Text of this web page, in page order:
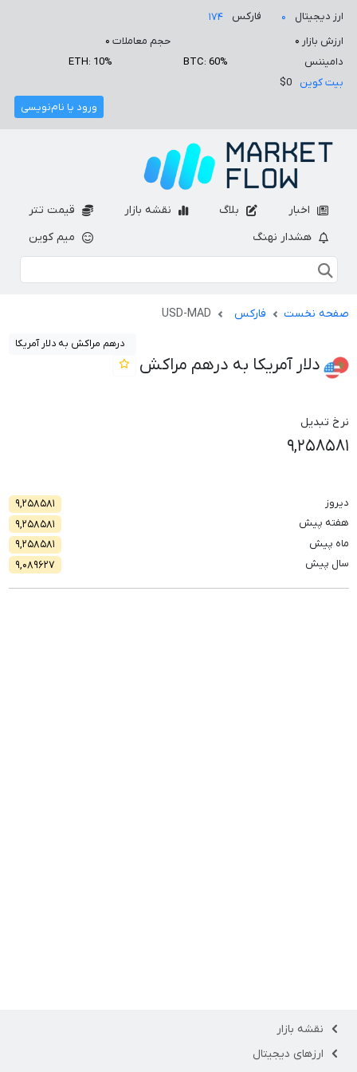
ارز دیجیتال ۰ فارکس
۱۷۴
ارزش بازار ۰ حجم معاملات ۰
دامیننس
BTC: 60%
ETH: 10%
بیت کوین
$0
ورود یا نام‌نویسی
اخبار بلاگ نقشه بازار
قیمت تتر
هشدار نهنگ
میم کوین
صفحه نخست فارکس USD-MAD
درهم مراکش به دلار آمریکا
دلار آمریکا به درهم مراکش
نرخ تبدیل
۹,۲۵۸۵۸۱
دیروز
۹,۲۵۸۵۸۱
هفته پیش
۹,۲۵۸۵۸۱
ماه پیش
۹,۲۵۸۵۸۱
سال پیش
۹,۰۸۹۶۲۷
نقشه بازار
ارزهای دیجیتال